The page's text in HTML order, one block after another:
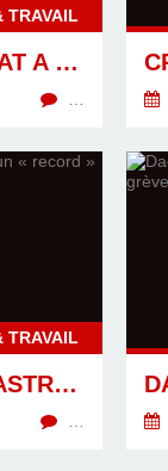
TRAVAIL
AVEC LA RGPP, L’ETAT A MIS EN ŒUVRE LE PLUS GRAND « PLAN SOCIAL » DE FRANCE
TRAVAIL
CHÔMAGE: UN DÉSASTRE ET NON UN « RECORD »